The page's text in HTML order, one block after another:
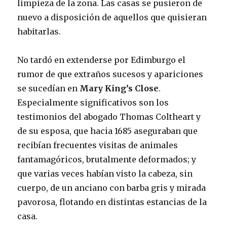
limpieza de la zona. Las casas se pusieron de
nuevo a disposición de aquellos que quisieran
habitarlas.
No tardó en extenderse por Edimburgo el
rumor de que extraños sucesos y apariciones
se sucedían en Mary King’s Close.
Especialmente significativos son los
testimonios del abogado Thomas Coltheart y
de su esposa, que hacia 1685 aseguraban que
recibían frecuentes visitas de animales
fantamagóricos, brutalmente deformados; y
que varias veces habían visto la cabeza, sin
cuerpo, de un anciano con barba gris y mirada
pavorosa, flotando en distintas estancias de la
casa.